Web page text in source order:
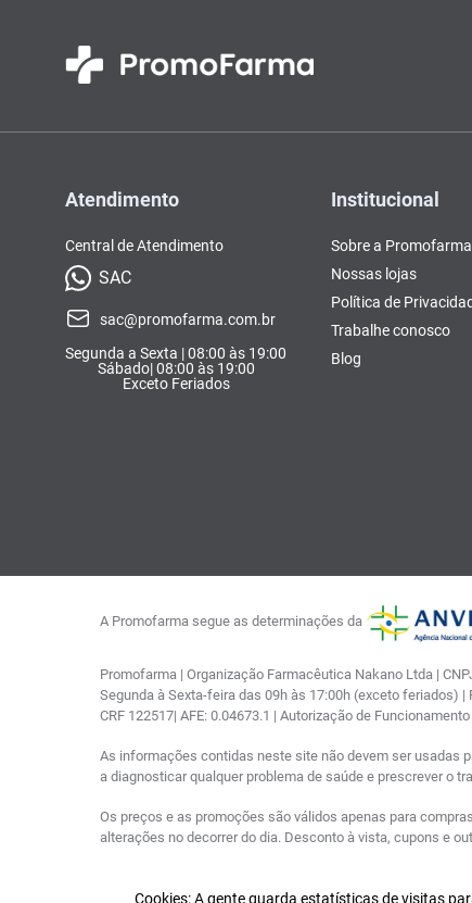
Cookies: A gente guarda estatísticas de visitas
Atendimento
Central de Atendimento
SAC
sac@promofarma.com.br
Segunda a Sexta | 08:00 às 19:00
Sábado| 08:00 às 19:00
Exceto Feriados
Institucional
Sobre a Promofarma
Nossas lojas
Política de
Trabalhe conosco
Blog
A Promofarma segue as determinações da
Promofarma | Organização Farmacêutica Nakano Ltda |
Segunda à Sexta-feira das 09h às 17:00h (exceto feriados)
CRF 122517| AFE: 0.04673.1 | Autorização de
As informações contidas neste site não devem ser usadas
a diagnosticar qualquer problema de saúde e prescrever o
Os preços e as promoções são válidos apenas para
alterações no decorrer do dia. Desconto à vista, cupons e